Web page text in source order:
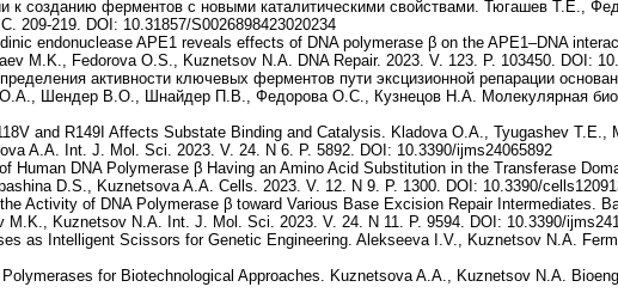
к созданию ферментов с новыми каталитическими свойствами. Тюгашев Т.Е.,
209-219. DOI: 10.31857/S0026898423020234
endonuclease APE1 reveals effects of DNA polymerase β on the APE1–DNA
M.K., Fedorova O.S., Kuznetsov N.A. DNA Repair. 2023. V. 123. P. 103450. DOI:
активности ключевых ферментов пути эксцизионной репарации
Шендер В.О., Шнайдер П.В., Федорова О.С., Кузнецов Н.А. Молекулярная
and R149I Affects Substate Binding and Catalysis. Kladova O.A., Tyugashev
A.A. Int. J. Mol. Sci. 2023. V. 24. N 6. P. 5892. DOI: 10.3390/ijms24065892
Human DNA Polymerase β Having an Amino Acid Substitution in the Transferase
D.S., Kuznetsova A.A. Cells. 2023. V. 12. N 9. P. 1300. DOI: 10.3390/
Activity of DNA Polymerase β toward Various Base Excision Repair Intermediates.
Kuznetsov N.A. Int. J. Mol. Sci. 2023. V. 24. N 11. P. 9594. DOI: 10.3390/
as Intelligent Scissors for Genetic Engineering. Alekseeva I.V., Kuznetsov N.A.
for Biotechnological Approaches. Kuznetsova A.A., Kuznetsov N.A.